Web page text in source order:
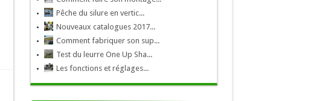
Pêche du silure en vertic...
Nouveaux catalogues 2017...
Comment fabriquer son sup...
Test du leurre One Up Sha...
Les fonctions et réglages...